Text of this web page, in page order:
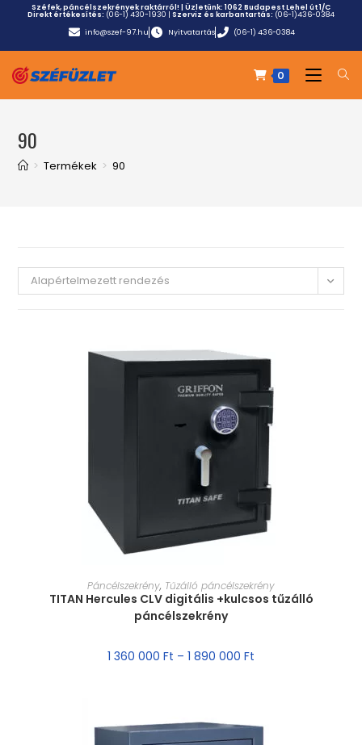
Széfek, páncélszekrények raktárról! | Üzletünk:1062 Budapest Lehel út 1/C
Direkt értékesítés: (06-1) 430-1930 | Szerviz és karbantartás: (06-1)436-0384
info@szef-97.hu
Nyitvatartás (06-1) 436-0384
0
90
> Termékek > 90
Alapértelmezett rendezés
MÉRET VÁLASZTÁSA
Páncélszekrény, Tűzálló páncélszekrény
TITAN Hercules CLV digitális +kulcsos tűzálló
páncélszekrény
1 360 000 Ft – 1 890 000 Ft